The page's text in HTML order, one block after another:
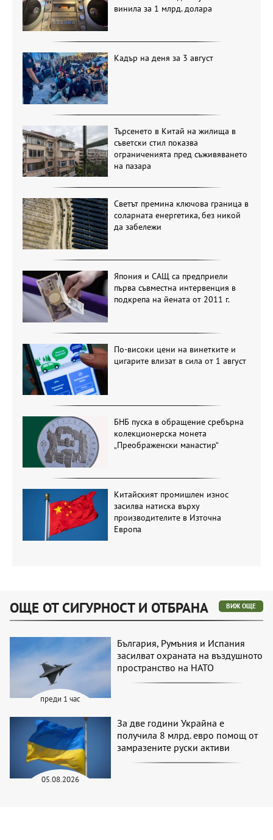
винила за 1 млрд. долара
Кадър на деня за 3 август
Търсенето в Китай на жилища в
съветски стил показва
ограниченията пред съживяването
на пазара
Светът премина ключова граница в
соларната енергетика, без никой
да забележи
Япония и САЩ са предприели
първа съвместна интервенция в
подкрепа на йената от 2011 г.
По-високи цени на винетките и
цигарите влизат в сила от 1 август
БНБ пуска в обращение сребърна
колекционерска монета
„Преображенски манастир“
Китайският промишлен износ
засилва натиска върху
производителите в Източна
Европа
ОЩЕ ОТ СИГУРНОСТ И ОТБРАНА ВИЖ ОЩЕ
преди 1 час
България, Румъния и Испания
засилват охраната на въздушното
пространство на НАТО
05.08.2026
За две години Украйна е
получила 8 млрд. евро помощ от
замразените руски активи